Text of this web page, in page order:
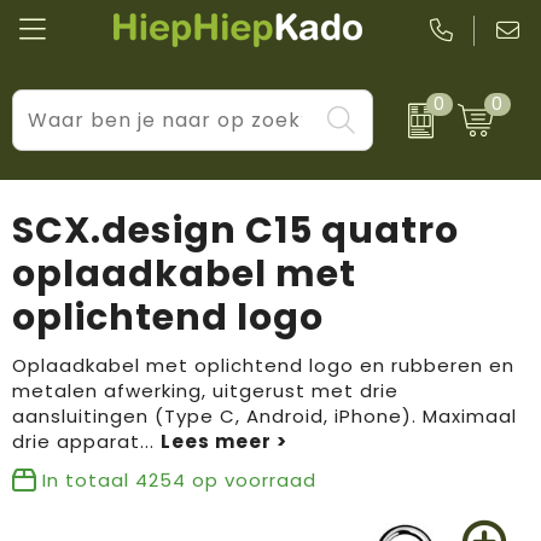
0 0
Kantoor & schrijfwaren
Wellness & verzorging
Tassen & reizen
Huis, tuin & keuken
Elektronica & gadgets
Kleding & accessoires
Levensstijl
Prijs & impact
BIC
Boska
Brandflavours
Camelbak
Janzen
JBL
SCX.design C15 quatro
oplaadkabel met
oplichtend logo
Oplaadkabel met oplichtend logo en rubberen en
metalen afwerking, uitgerust met drie
aansluitingen (Type C, Android, iPhone). Maximaal
drie apparat...
In totaal 4254 op voorraad